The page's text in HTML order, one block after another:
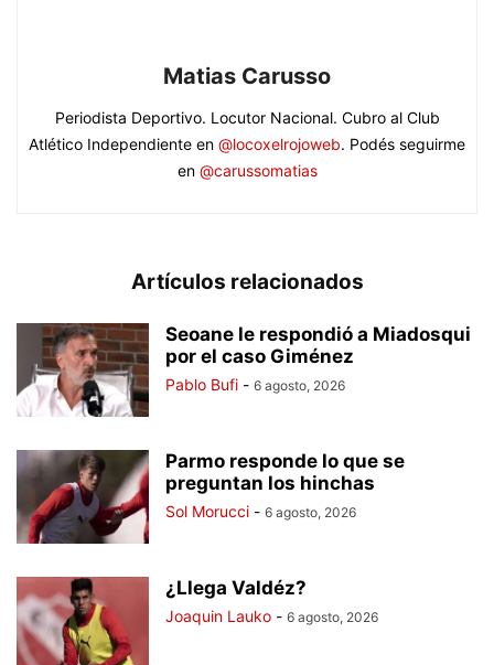
Matias Carusso
Periodista Deportivo. Locutor Nacional. Cubro al Club
Atlético Independiente en @locoxelrojoweb. Podés seguirme
en @carussomatias
Artículos relacionados
Seoane le respondió a Miadosqui
por el caso Giménez
Pablo Bufi - 6 agosto, 2026
Parmo responde lo que se
preguntan los hinchas
Sol Morucci - 6 agosto, 2026
¿Llega Valdéz?
Joaquin Lauko - 6 agosto, 2026